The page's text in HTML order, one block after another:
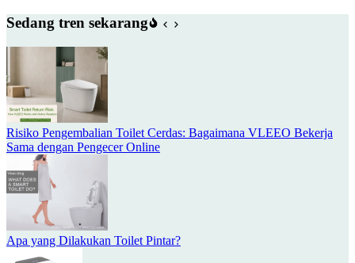
Sedang tren sekarang
Risiko Pengembalian Toilet Cerdas: Bagaimana VLEEO Bekerja
Sama dengan Pengecer Online
Apa yang Dilakukan Toilet Pintar?